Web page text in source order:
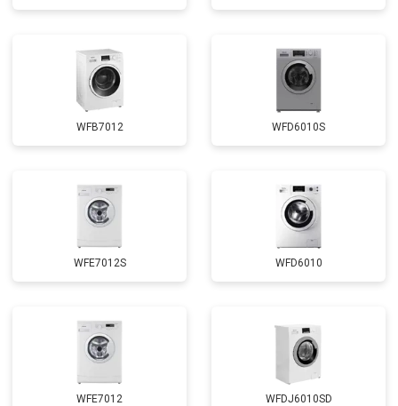
Замена прессостата от 3350 ₽ Заказать
Замена сливного насоса от 3450 ₽
Замена сливного шланга от 2100 ₽ Заказать
Замена УБЛ от 2100 ₽ Заказать
Замена приводного ремня от 2550 ₽ Заказать
WFB7012 WFD6010S
WFE7012S WFD6010
WFE7012 WFDJ6010SD